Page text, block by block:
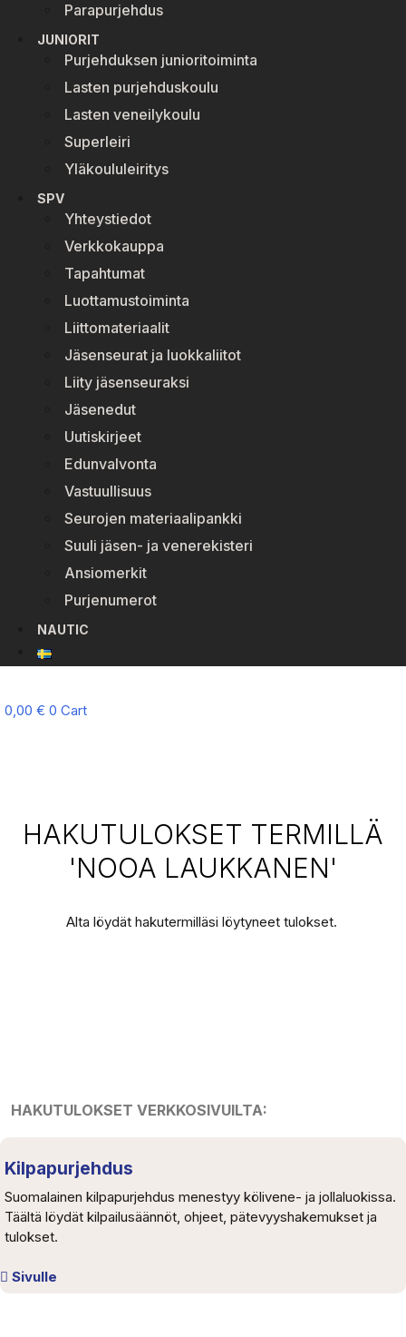
Parapurjehdus
JUNIORIT
Purjehduksen junioritoiminta
Lasten purjehduskoulu
Lasten veneilykoulu
Superleiri
Yläkoululeiritys
SPV
Yhteystiedot
Verkkokauppa
Tapahtumat
Luottamustoiminta
Liittomateriaalit
Jäsenseurat ja luokkaliitot
Liity jäsenseuraksi
Jäsenedut
Uutiskirjeet
Edunvalvonta
Vastuullisuus
Seurojen materiaalipankki
Suuli jäsen- ja venerekisteri
Ansiomerkit
Purjenumerot
NAUTIC
0,00 € 0 Cart
HAKUTULOKSET TERMILLÄ
'NOOA LAUKKANEN'
Alta löydät hakutermilläsi löytyneet tulokset.
HAKUTULOKSET VERKKOSIVUILTA:
Kilpapurjehdus
Suomalainen kilpapurjehdus menestyy kölivene- ja jollaluokissa.
Täältä löydät kilpailusäännöt, ohjeet, pätevyyshakemukset ja
tulokset.
Sivulle